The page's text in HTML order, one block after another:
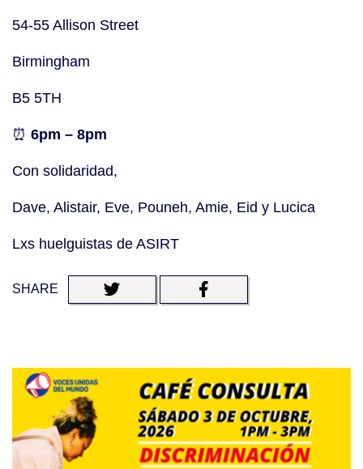
54-55 Allison Street
Birmingham
B5 5TH
⏰ 6pm – 8pm
Con solidaridad,
Dave, Alistair, Eve, Pouneh, Amie, Eid y Lucica
Lxs huelguistas de ASIRT
SHARE